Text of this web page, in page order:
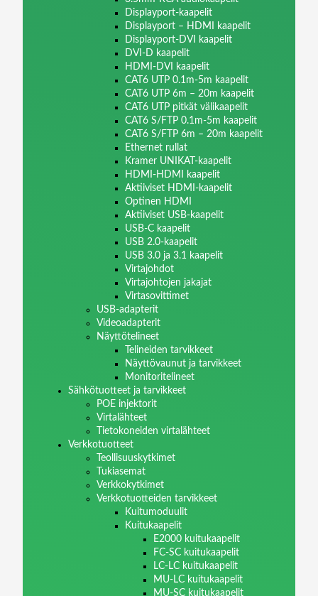
Displayport-kaapelit
Displayport – HDMI kaapelit
Displayport-DVI kaapelit
DVI-D kaapelit
HDMI-DVI kaapelit
CAT6 UTP 0.1m-5m kaapelit
CAT6 UTP 6m – 20m kaapelit
CAT6 UTP pitkät välikaapelit
CAT6 S/FTP 0.1m-5m kaapelit
CAT6 S/FTP 6m – 20m kaapelit
Ethernet rullat
Kramer UNIKAT-kaapelit
HDMI-HDMI kaapelit
Aktiiviset HDMI-kaapelit
Optinen HDMI
Aktiiviset USB-kaapelit
USB-C kaapelit
USB 2.0-kaapelit
USB 3.0 ja 3.1 kaapelit
Virtajohdot
Virtajohtojen jakajat
Virtasovittimet
USB-adapterit
Videoadapterit
Näyttötelineet
Telineiden tarvikkeet
Näyttövaunut ja tarvikkeet
Monitoritelineet
Sähkötuotteet ja tarvikkeet
POE injektorit
Virtalähteet
Tietokoneiden virtalähteet
Verkkotuotteet
Teollisuuskytkimet
Tukiasemat
Verkkokytkimet
Verkkotuotteiden tarvikkeet
Kuitumoduulit
Kuitukaapelit
E2000 kuitukaapelit
FC-SC kuitukaapelit
LC-LC kuitukaapelit
MU-LC kuitukaapelit
MU-SC kuitukaapelit